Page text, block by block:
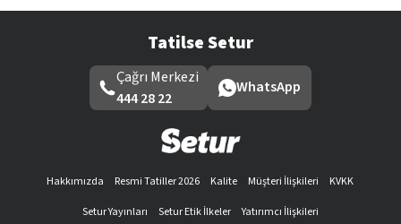
Tatilse Setur
Çağrı Merkezi
444 28 22
WhatsApp
Hakkımızda Resmi Tatiller 2026 Kalite Müşteri İlişkileri
KVKK
Setur Yayınları
Setur Etik İlkeler
Yatırımcı İlişkileri